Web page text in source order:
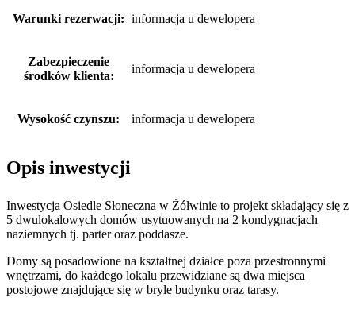
Warunki rezerwacji: informacja u dewelopera
Zabezpieczenie
środków klienta:
informacja u dewelopera
Wysokość czynszu: informacja u dewelopera
Opis inwestycji
Inwestycja Osiedle Słoneczna w Żółwinie to projekt składający się z
5 dwulokalowych domów usytuowanych na 2 kondygnacjach
naziemnych tj. parter oraz poddasze.
Domy są posadowione na kształtnej działce poza przestronnymi
wnętrzami, do każdego lokalu przewidziane są dwa miejsca
postojowe znajdujące się w bryle budynku oraz tarasy.